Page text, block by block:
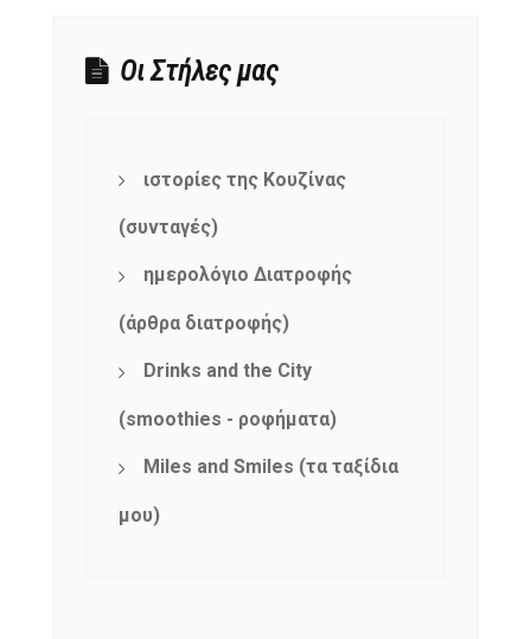
Οι Στήλες μας
ιστορίες της Κουζίνας
(συνταγές)
ημερολόγιο Διατροφής
(άρθρα διατροφής)
Drinks and the City
(smoothies - ροφήματα)
Miles and Smiles (τα ταξίδια
μου)